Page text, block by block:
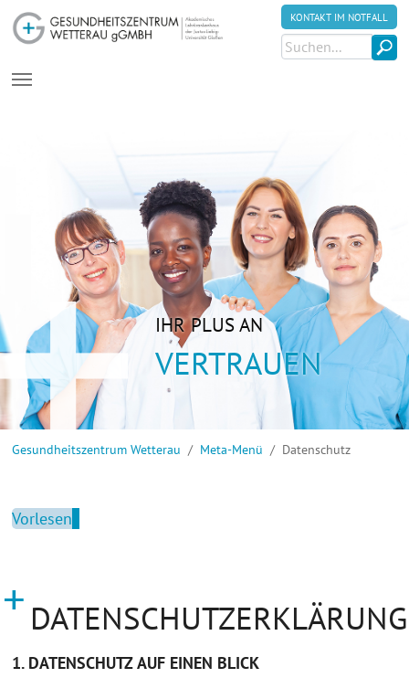
Zum Hauptinhalt springen
KONTAKT IM NOTFALL
IHR PLUS AN
VERTRAUEN
Gesundheitszentrum Wetterau Meta-Menü Datenschutz
Vorlesen
DATENSCHUTZERKLÄRUNG
1. DATENSCHUTZ AUF EINEN BLICK